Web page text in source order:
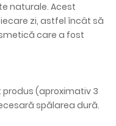
naturale. Acest
zi, astfel încât să
care a fost
(aproximativ 3
spălarea dură.